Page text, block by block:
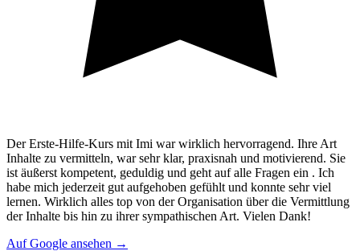
Der Erste-Hilfe-Kurs mit Imi war wirklich hervorragend. Ihre Art
Inhalte zu vermitteln, war sehr klar, praxisnah und motivierend. Sie
ist äußerst kompetent, geduldig und geht auf alle Fragen ein . Ich
habe mich jederzeit gut aufgehoben gefühlt und konnte sehr viel
lernen. Wirklich alles top von der Organisation über die Vermittlung
der Inhalte bis hin zu ihrer sympathischen Art. Vielen Dank!
Auf Google ansehen →